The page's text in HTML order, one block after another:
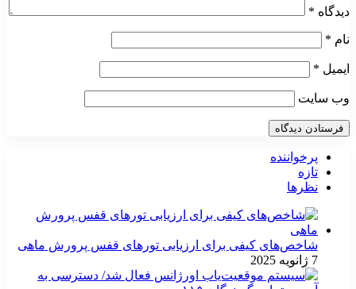
دیدگاه *
نام *
ایمیل *
وب‌ سایت
پرخواننده
تازه
نظرها
شاخص‌های کیفی برای ارزیابی تورهای قفس پرورش ماهی
7 ژانویه 2025